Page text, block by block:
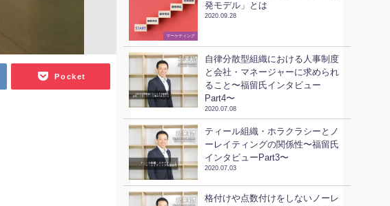
Pocket
ビジネススキル
マーケティング
発モデル」とは
2020.09.28
自律分散型組織における人事制度
と会社・マネージャーに求められ
ること〜福留氏インタビュー
Part4〜
2020.07.08
ティール組織・ホラクラシーとノ
ーレイティングの関係性〜福留氏
インタビューPart3〜
2020.07.03
格付けや点数付けをしないノーレ